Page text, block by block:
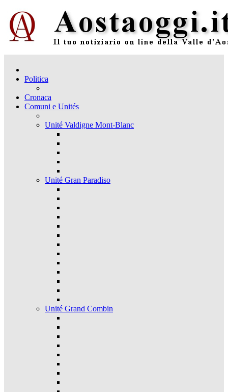
Politica
Cronaca
Comuni e Unités
Unité Valdigne Mont-Blanc
Unité Gran Paradiso
Unité Grand Combin